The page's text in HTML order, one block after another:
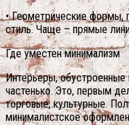
• Геометрические формы,
стиль. Чаще – прямые
Где уместен минимализм
Интерьеры,
частенько. Это, первым
торговые, культурные.
минималистское